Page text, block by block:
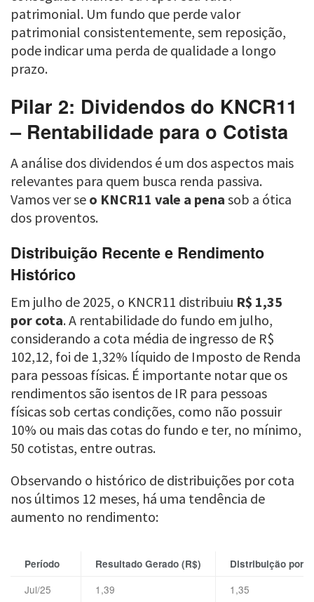
patrimonial. Um fundo que perde valor
patrimonial consistentemente, sem reposição,
pode indicar uma perda de qualidade a longo
prazo.
Pilar 2: Dividendos do KNCR11
– Rentabilidade para o Cotista
A análise dos dividendos é um dos aspectos mais
relevantes para quem busca renda passiva.
Vamos ver se o KNCR11 vale a pena sob a ótica
dos proventos.
Distribuição Recente e Rendimento
Histórico
Em julho de 2025, o KNCR11 distribuiu R$ 1,35
por cota. A rentabilidade do fundo em julho,
considerando a cota média de ingresso de R$
102,12, foi de 1,32% líquido de Imposto de Renda
para pessoas físicas. É importante notar que os
rendimentos são isentos de IR para pessoas
físicas sob certas condições, como não possuir
10% ou mais das cotas do fundo e ter, no mínimo,
50 cotistas, entre outras.
Observando o histórico de distribuições por cota
nos últimos 12 meses, há uma tendência de
aumento no rendimento:
Período Resultado Gerado (R$) Distribuição por
Jul/25 1,39 1,35